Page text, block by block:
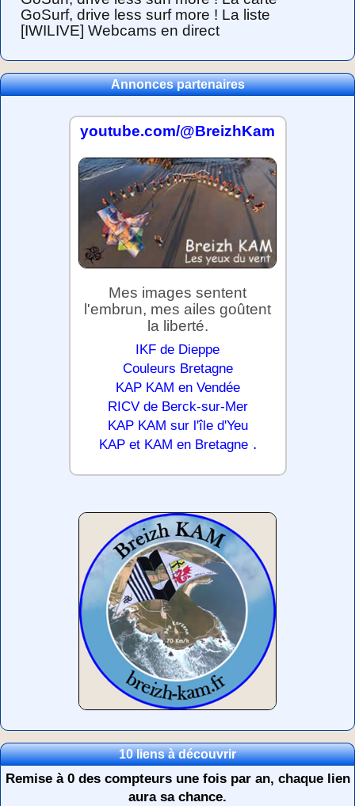
GoSurf, drive less surf more ! La liste
[IWILIVE] Webcams en direct
Annonces partenaires
youtube.com/@BreizhKam
Mes images sentent
l'embrun, mes ailes goûtent
la liberté.
IKF de Dieppe
Couleurs Bretagne
KAP KAM en Vendée
RICV de Berck-sur-Mer
KAP KAM sur l'île d'Yeu
KAP et KAM en Bretagne .
10 liens à découvrir
Remise à 0 des compteurs une fois par an, chaque lien
aura sa chance.